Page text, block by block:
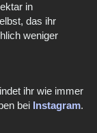
in
das ihr
weniger
ihr wie immer
bei Instagram.